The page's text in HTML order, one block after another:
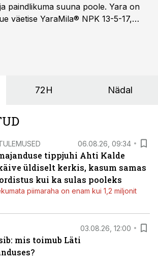
paindlikuma suuna poole. Yara on
väetise YaraMila® NPK 13-5-17,
72H Nädal
06.08.26, 09:34
tippjuhi Ahti Kalde
üldiselt kerkis, kasum samas
kui ka sulas pooleks
piimaraha on enam kui 1,2 miljonit
03.08.26, 12:00
mis toimub Läti